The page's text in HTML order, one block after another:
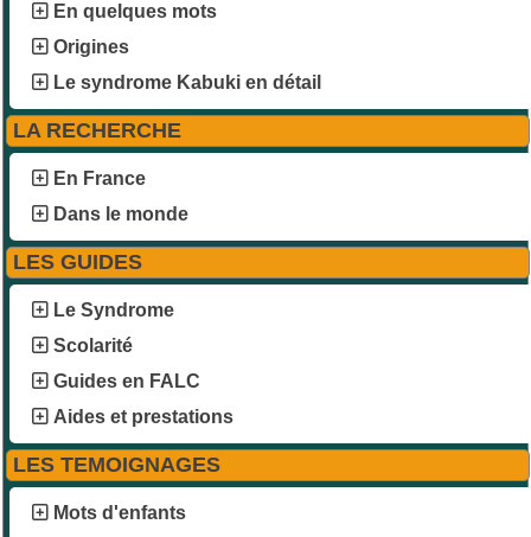
En quelques mots
Origines
Le syndrome Kabuki en détail
LA RECHERCHE
En France
Dans le monde
LES GUIDES
Le Syndrome
Scolarité
Guides en FALC
Aides et prestations
LES TEMOIGNAGES
Mots d'enfants